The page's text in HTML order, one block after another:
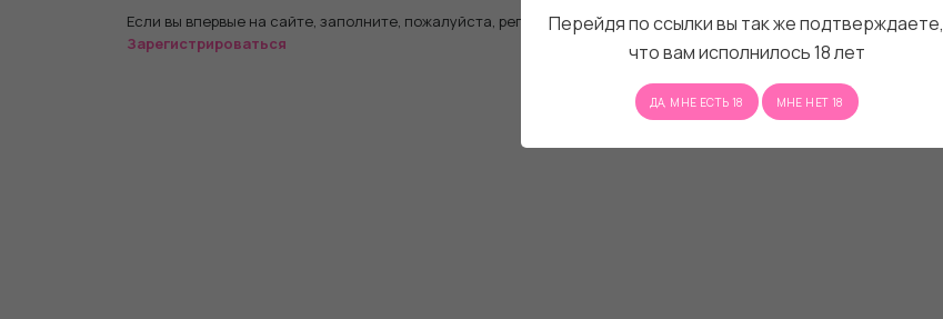
Если вы впервые на сайте, заполните, пожалуйста, регистрационную форму.
Зарегистрироваться
Перейдя по ссылки вы так же подтверждаете,
что вам исполнилось 18 лет
ДА, МНЕ ЕСТЬ 18 МНЕ НЕТ 18